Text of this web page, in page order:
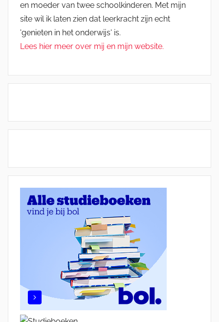
en moeder van twee schoolkinderen. Met mijn
site wil ik laten zien dat leerkracht zijn echt
'genieten in het onderwijs' is.
Lees hier meer over mij en mijn website.